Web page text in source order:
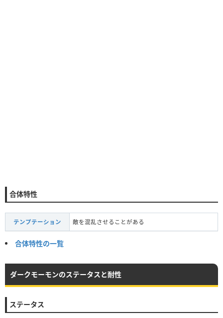
合体特性
テンプテーション 敵を混乱させることがある
合体特性の一覧
ダークモーモンのステータスと耐性
ステータス